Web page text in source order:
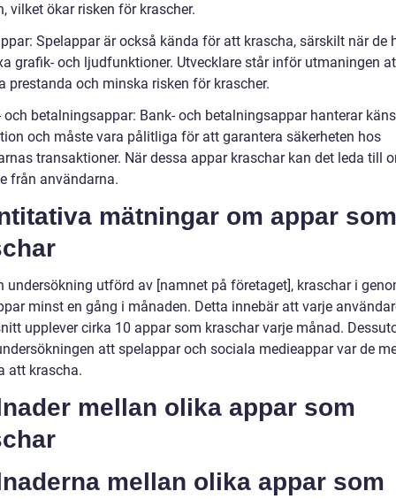
vilket ökar risken för krascher.
Spelappar är också kända för att krascha, särskilt när de
grafik- och ljudfunktioner. Utvecklare står inför utmaningen
prestanda och minska risken för krascher.
och betalningsappar: Bank- och betalningsappar hanterar
och måste vara pålitliga för att garantera säkerheten hos
transaktioner. När dessa appar kraschar kan det leda till
från användarna.
mätningar om appar som
undersökning utförd av [namnet på företaget], kraschar i
minst en gång i månaden. Detta innebär att varje
upplever cirka 10 appar som kraschar varje månad.
att spelappar och sociala medieappar var de
att krascha.
mellan olika appar som
mellan olika appar som